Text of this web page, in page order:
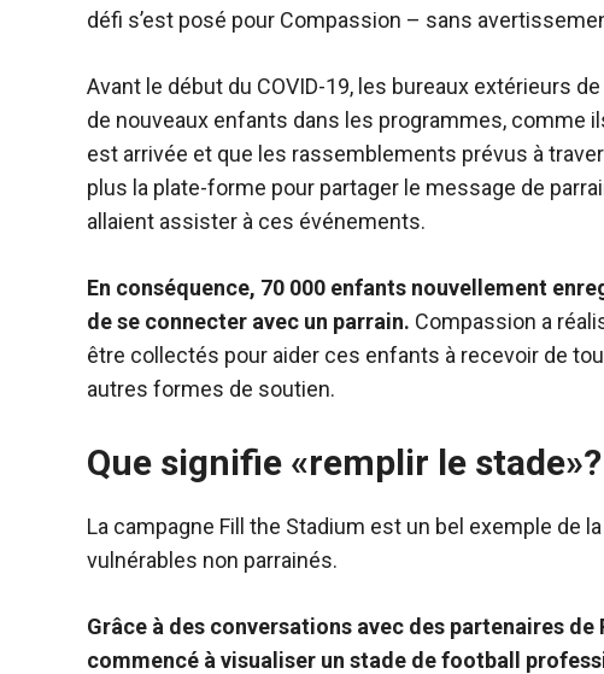
défi s’est posé pour Compassion – sans
Avant le début du COVID-19, les bureaux extérieurs
de nouveaux enfants dans les programmes, comme
est arrivée et que les rassemblements prévus à
plus la plate-forme pour partager le message de
allaient assister à ces événements.
En conséquence, 70 000 enfants nouvellement
de se connecter avec un parrain. Compassion a
être collectés pour aider ces enfants à recevoir de
autres formes de soutien.
Que signifie «remplir le stade»?
La campagne Fill the Stadium est un bel exemple de
vulnérables non parrainés.
Grâce à des conversations avec des partenaires
commencé à visualiser un stade de football